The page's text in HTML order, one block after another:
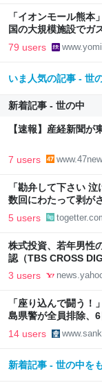
「イオンモール熊
国の大規模施設でガ
79 users
いま人気の記事 - 世
新着記事 - 世の中
【速報】産経新聞が
7 users
「勘弁して下さい
数回にわたって剥が
めになされているの
5 users
株式投資、若年男性
認（TBS CROSS
3 users
「座り込んで闘う
島県警が全員排除、6
14 users
新着記事 - 世の中を